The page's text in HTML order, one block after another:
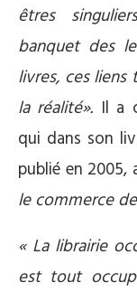
êtres
banquet des
livres, ces
la réalité». Il a
qui dans son
publié en 2005,
le commerce
« La librairie
est tout